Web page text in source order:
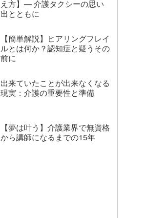
え方】— 介護タクシーの思い
出とともに
【簡単解説】ヒアリングフレイ
ルとは何か？認知症と疑うその
前に
出来ていたことが出来なくなる
現実：介護の重要性と準備
【夢は叶う】介護業界で無資格
から講師になるまでの15年